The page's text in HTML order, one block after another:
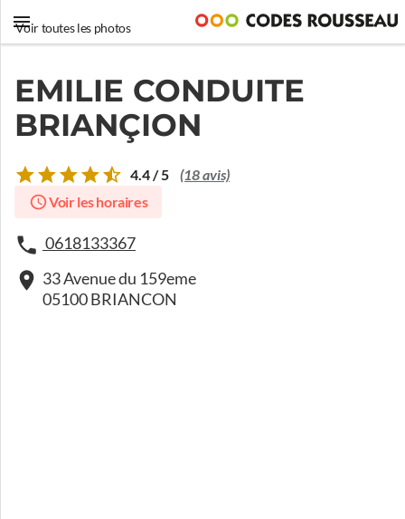
Voir toutes les photos
EMILIE CONDUITE
BRIANÇION
4.4 / 5 (18 avis)
Voir les horaires
0618133367
33 Avenue du 159eme
05100 BRIANCON